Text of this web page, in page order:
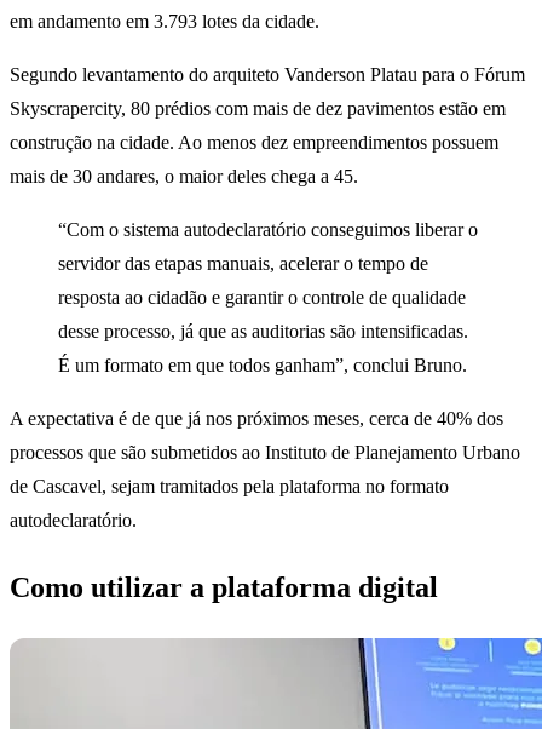
em andamento em 3.793 lotes da cidade.
Segundo levantamento do arquiteto Vanderson Platau para o Fórum
Skyscrapercity, 80 prédios com mais de dez pavimentos estão em
construção na cidade. Ao menos dez empreendimentos possuem
mais de 30 andares, o maior deles chega a 45.
“Com o sistema autodeclaratório conseguimos liberar o
servidor das etapas manuais, acelerar o tempo de
resposta ao cidadão e garantir o controle de qualidade
desse processo, já que as auditorias são intensificadas.
É um formato em que todos ganham”, conclui Bruno.
A expectativa é de que já nos próximos meses, cerca de 40% dos
processos que são submetidos ao Instituto de Planejamento Urbano
de Cascavel, sejam tramitados pela plataforma no formato
autodeclaratório.
Como utilizar a plataforma digital